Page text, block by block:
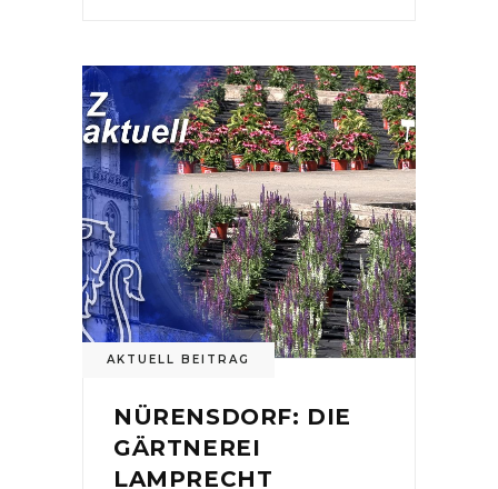
AKTUELL BEITRAG
NÜRENSDORF: DIE
GÄRTNEREI
LAMPRECHT